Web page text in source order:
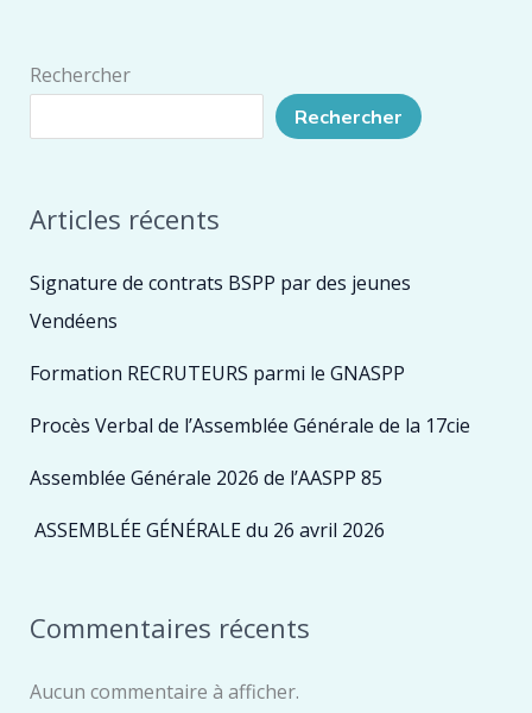
Rechercher
Rechercher
Articles récents
Signature de contrats BSPP par des jeunes
Vendéens
Formation RECRUTEURS parmi le GNASPP
Procès Verbal de l’Assemblée Générale de la 17cie
Assemblée Générale 2026 de l’AASPP 85
ASSEMBLÉE GÉNÉRALE du 26 avril 2026
Commentaires récents
Aucun commentaire à afficher.